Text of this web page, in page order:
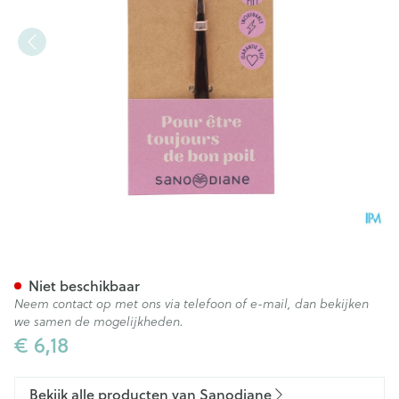
€ 6,18
Niet beschikbaar
Neem contact op met ons via telefoon of e-mail, dan bekijken
we samen de mogelijkheden.
Bekijk alle producten van Sanodiane